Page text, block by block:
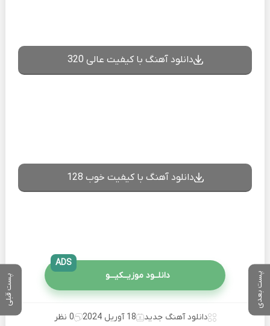
پست بعدی پست قبلی
دانلود آهنگ با کیفیت عالی 320
دانلود آهنگ با کیفیت خوب 128
دانلــود موزیــکیـــو
ADS
دانلود آهنگ جدید 18 آوریل 2024 0 نظر